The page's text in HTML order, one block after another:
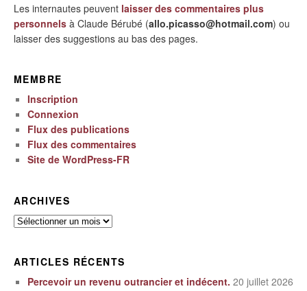
Les internautes peuvent laisser des commentaires plus
personnels à Claude Bérubé (allo.picasso@hotmail.com) ou
laisser des suggestions au bas des pages.
MEMBRE
Inscription
Connexion
Flux des publications
Flux des commentaires
Site de WordPress-FR
ARCHIVES
Archives
ARTICLES RÉCENTS
Percevoir un revenu outrancier et indécent. 20 juillet 2026